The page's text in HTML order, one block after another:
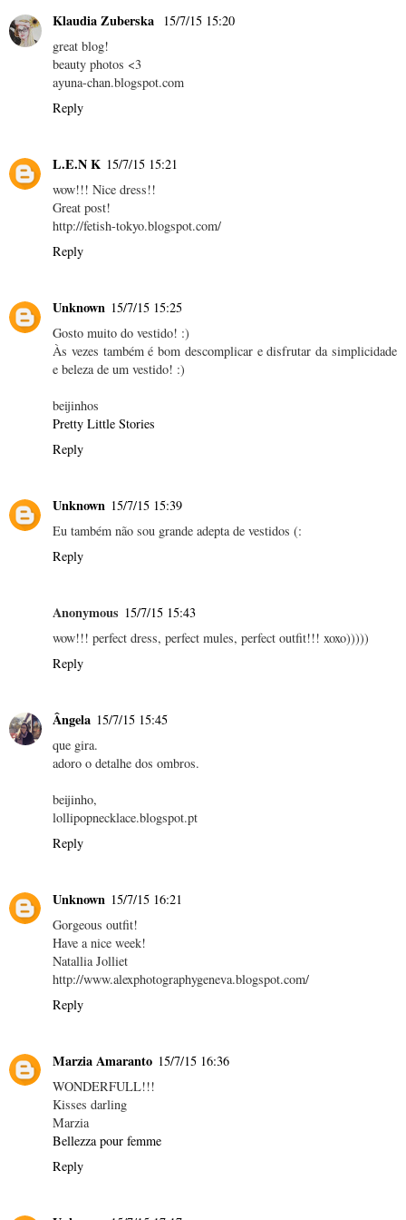
Klaudia Zuberska
15/7/15 15:20
great blog!
beauty photos <3
ayuna-chan.blogspot.com
Reply
L.E.N K 15/7/15 15:21
wow!!! Nice dress!!
Great post!
http://fetish-tokyo.blogspot.com/
Reply
Unknown 15/7/15 15:25
Gosto muito do vestido! :)
Às vezes também é bom descomplicar e disfrutar da simplicidade
e beleza de um vestido! :)
beijinhos
Pretty Little Stories
Reply
Unknown 15/7/15 15:39
Eu também não sou grande adepta de vestidos (:
Reply
Anonymous 15/7/15 15:43
wow!!! perfect dress, perfect mules, perfect outfit!!! xoxo)))))
Reply
Ângela 15/7/15 15:45
que gira.
adoro o detalhe dos ombros.
beijinho,
lollipopnecklace.blogspot.pt
Reply
Unknown 15/7/15 16:21
Gorgeous outfit!
Have a nice week!
Natallia Jolliet
http://www.alexphotographygeneva.blogspot.com/
Reply
Marzia Amaranto 15/7/15 16:36
WONDERFULL!!!
Kisses darling
Marzia
Bellezza pour femme
Reply